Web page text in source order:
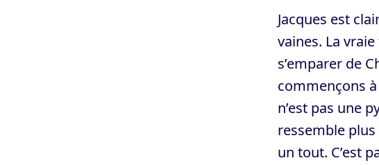
Jacques est
vaines. La
s’emparer de
commençons
n’est pas une
ressemble
un tout. C’est